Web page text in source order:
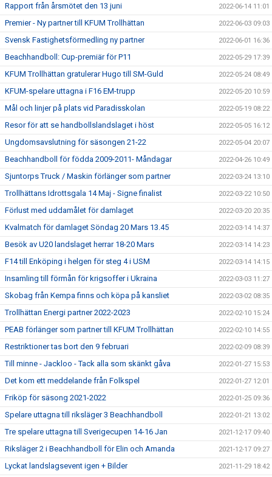
Rapport från årsmötet den 13 juni 2022-06-14 11:01
Premier - Ny partner till KFUM Trollhättan 2022-06-03 09:03
Svensk Fastighetsförmedling ny partner 2022-06-01 16:36
Beachhandboll: Cup-premiär för P11 2022-05-29 17:39
KFUM Trollhättan gratulerar Hugo till SM-Guld 2022-05-24 08:49
KFUM-spelare uttagna i F16 EM-trupp 2022-05-20 10:59
Mål och linjer på plats vid Paradisskolan 2022-05-19 08:22
Resor för att se handbollslandslaget i höst 2022-05-05 16:12
Ungdomsavslutning för säsongen 21-22 2022-05-04 20:07
Beachhandboll för födda 2009-2011- Måndagar 2022-04-26 10:49
Sjuntorps Truck / Maskin förlänger som partner 2022-03-24 13:10
Trollhättans Idrottsgala 14 Maj - Signe finalist 2022-03-22 10:50
Förlust med uddamålet för damlaget 2022-03-20 20:35
Kvalmatch för damlaget Söndag 20 Mars 13.45 2022-03-14 14:37
Besök av U20 landslaget herrar 18-20 Mars 2022-03-14 14:23
F14 till Enköping i helgen för steg 4 i USM 2022-03-14 14:15
Insamling till förmån för krigsoffer i Ukraina 2022-03-03 11:27
Skobag från Kempa finns och köpa på kansliet 2022-03-02 08:35
Trollhättan Energi partner 2022-2023 2022-02-10 15:24
PEAB förlänger som partner till KFUM Trollhättan 2022-02-10 14:55
Restriktioner tas bort den 9 februari 2022-02-09 08:39
Till minne - Jackloo - Tack alla som skänkt gåva 2022-01-27 15:53
Det kom ett meddelande från Folkspel 2022-01-27 12:01
Friköp för säsong 2021-2022 2022-01-25 09:36
Spelare uttagna till riksläger 3 Beachhandboll 2022-01-21 13:02
Tre spelare uttagna till Sverigecupen 14-16 Jan 2021-12-17 09:40
Riksläger 2 i Beachhandboll för Elin och Amanda 2021-12-17 09:27
Lyckat landslagsevent igen + Bilder 2021-11-29 18:42